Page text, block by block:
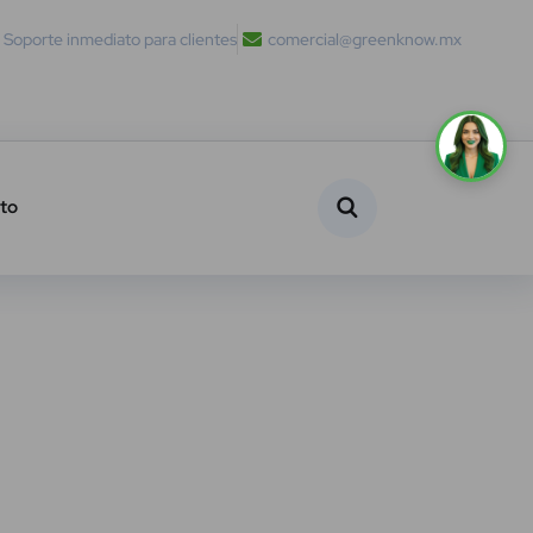
Soporte inmediato para clientes comercial@greenknow.mx